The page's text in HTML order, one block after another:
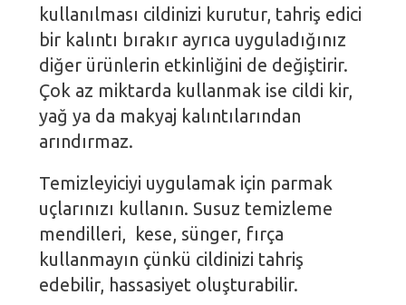
kullanılması cildinizi kurutur, tahriş edici
bir kalıntı bırakır ayrıca uyguladığınız
diğer ürünlerin etkinliğini de değiştirir.
Çok az miktarda kullanmak ise cildi kir,
yağ ya da makyaj kalıntılarından
arındırmaz.
Temizleyiciyi uygulamak için parmak
uçlarınızı kullanın. Susuz temizleme
mendilleri, kese, sünger, fırça
kullanmayın çünkü cildinizi tahriş
edebilir, hassasiyet oluşturabilir.